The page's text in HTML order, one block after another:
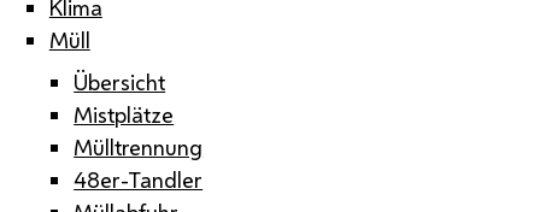
Klima
Müll
Übersicht
Mistplätze
Mülltrennung
48er-Tandler